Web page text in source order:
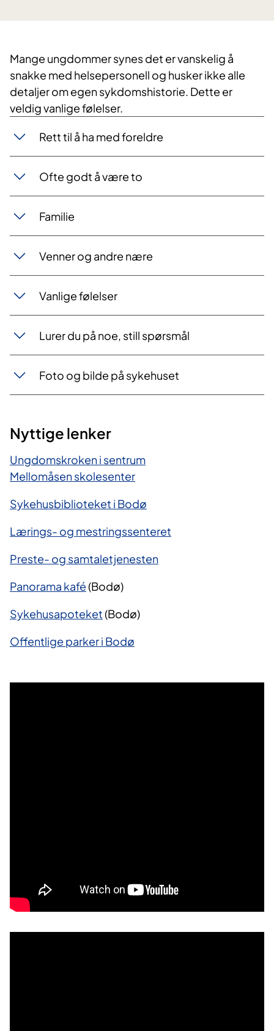
Mange ungdommer synes det er vanskelig å
snakke med helsepersonell og husker ikke alle
detaljer om egen sykdomshistorie. Dette er
veldig vanlige følelser.
Rett til å ha med foreldre
Ofte godt å være to
Familie
Venner og andre nære
Vanlige følelser
Lurer du på noe, still spørsmål
Foto og bilde på sykehuset
Nyttige lenker
Ungdomskroken i sentrum
Mellomåsen skolesenter
Sykehusbiblioteket i Bodø
Lærings- og mestringssenteret
Preste- og samtaletjenesten
Panorama kafé(Bodø)
Sykehusapoteket(Bodø)
Offentlige parker i Bodø